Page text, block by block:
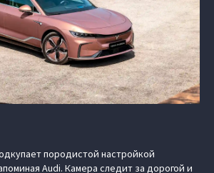
породистой настройкой
Audi. Камера следит за дорогой и